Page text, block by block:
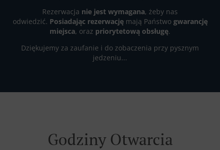
Rezerwacja nie jest wymagana, żeby nas
odwiedzić. Posiadając rezerwacjęmają Państwo gwarancję
miejsca, oraz priorytetową obsługę.
Dziękujemy za zaufanie i do zobaczenia przy pysznym
jedzeniu...
Godziny Otwarcia